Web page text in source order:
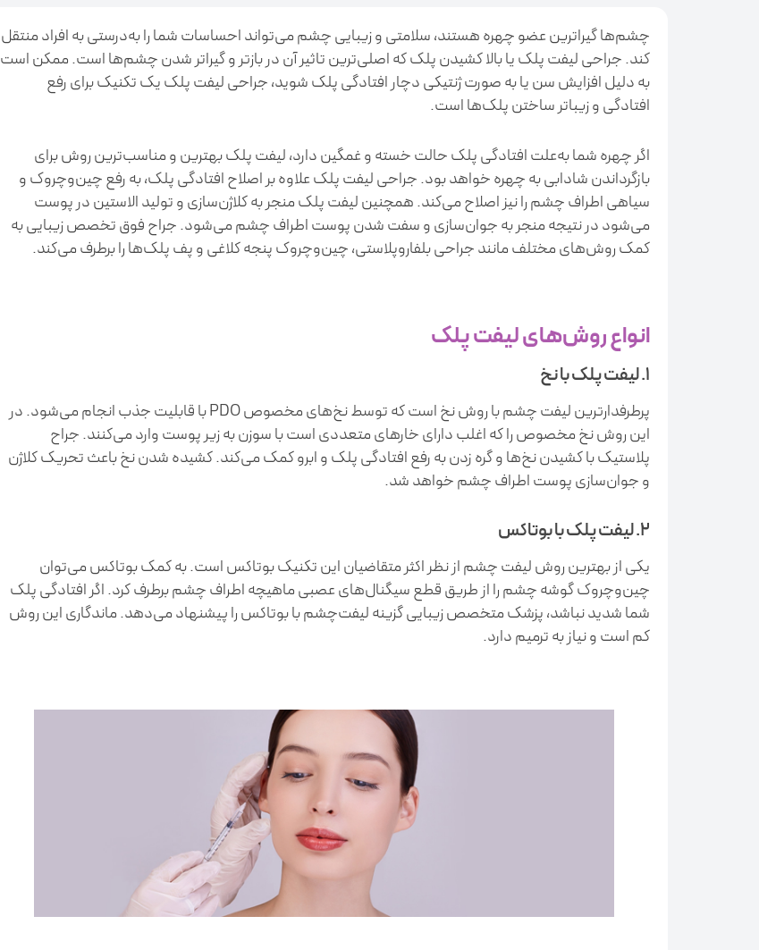
چشم‌ها گیراترین عضو چهره هستند، سلامتی و زیبایی چشم می‌تواند احساسات شما را به‌درستی به افراد منتقل
کند. جراحی لیفت پلک یا بالا کشیدن پلک که اصلی‌ترین تاثیر آن در بازتر و گیراتر شدن چشم‌ها است. ممکن است
به‌ دلیل افزایش سن یا به صورت ژنتیکی دچار افتادگی پلک شوید، جراحی لیفت پلک یک تکنیک برای رفع
افتادگی و زیبا‌تر ساختن پلک‌ها است.
اگر چهره شما به‌علت افتادگی پلک حالت خسته و غمگین دارد، لیفت پلک بهترین و مناسب‌ترین روش برای
بازگرداندن شادابی به چهره خواهد بود. جراحی لیفت پلک علاوه‌ بر اصلاح افتادگی پلک، به رفع چین‌وچروک و
سیاهی اطراف چشم را نیز اصلاح می‌کند. همچنین لیفت پلک منجر به کلاژن‌سازی و تولید الاستین در پوست
می‌شود در نتیجه منجر به جوان‌سازی و سفت شدن پوست اطراف چشم می‌شود. جراح فوق تخصص زیبایی به
کمک روش‌های مختلف مانند جراحی بلفاروپلاستی، چین‌وچروک پنجه کلاغی و پف پلک‌ها را برطرف می‌کند.
انواع روش‌های لیفت پلک
1. لیفت پلک با نخ
پرطرفدارترین لیفت چشم با روش نخ است که توسط نخ‌های مخصوص PDO با قابلیت جذب انجام می‌شود. در
این روش نخ مخصوص را که اغلب دارای خارهای متعددی است با سوزن به زیر پوست وارد می‌کنند. جراح
پلاستیک با کشیدن نخ‌ها و گره زدن به رفع افتادگی پلک و ابرو کمک می‌کند. کشیده شدن نخ باعث تحریک کلاژن
و جوان‌سازی پوست اطراف چشم خواهد شد.
2. لیفت پلک با بوتاکس
یکی از بهترین روش لیفت چشم از نظر اکثر متقاضیان این تکنیک بوتاکس است. به کمک بوتاکس می‌توان
چین‌وچروک گوشه چشم را از طریق قطع سیگنال‌های عصبی ماهیچه اطراف چشم برطرف کرد. اگر افتادگی پلک
شما شدید نباشد، پزشک متخصص زیبایی گزینه لیفت‌چشم با بوتاکس را پیشنهاد می‌دهد. ماندگاری این روش
کم است و نیاز به ترمیم دارد.